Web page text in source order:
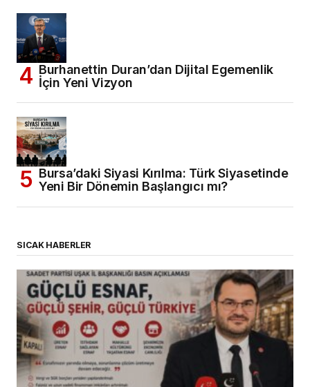
Burhanettin Duran’dan Dijital Egemenlik
İçin Yeni Vizyon
Bursa’daki Siyasi Kırılma: Türk Siyasetinde
Yeni Bir Dönemin Başlangıcı mı?
SICAK HABERLER